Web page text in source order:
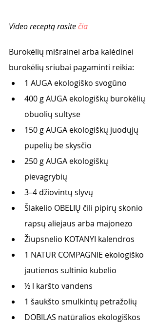
Video receptą rasite čia
Burokėlių mišrainei arba kalėdinei
burokėlių sriubai pagaminti reikia:
1 AUGA ekologiško svogūno
400 g AUGA ekologiškų burokėlių
obuolių sultyse
150 g AUGA ekologiškų juodųjų
pupelių be skysčio
250 g AUGA ekologiškų
pievagrybių
3–4 džiovintų slyvų
Šlakelio OBELIŲ čili pipirų skonio
rapsų aliejaus arba majonezo
Žiupsnelio KOTANYI kalendros
1 NATUR COMPAGNIE ekologiško
jautienos sultinio kubelio
½ l karšto vandens
1 šaukšto smulkintų petražolių
DOBILAS natūralios ekologiškos